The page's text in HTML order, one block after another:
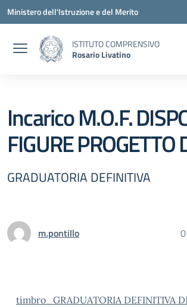
Vai ai contenuti
Vai al menu di navigazione
Vai al footer
Ministero dell'Istruzione e del Merito
ISTITUTO COMPRENSIVO
Rosario Livatino
Incarico M.O.F.
FIGURE
GRADUATORIA DEFINITIVA
m.pontillo 0
timbro_GRADUATORIA DEFINITIVA